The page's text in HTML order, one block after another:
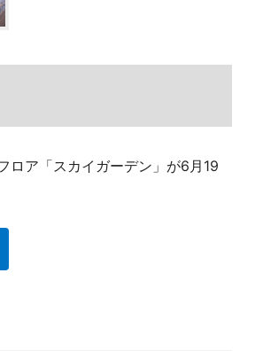
ロア「スカイガーデン」が6月19